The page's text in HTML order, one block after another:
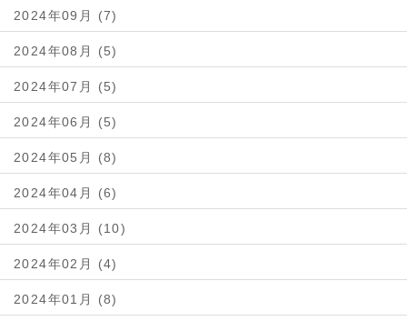
2024年09月 (7)
2024年08月 (5)
2024年07月 (5)
2024年06月 (5)
2024年05月 (8)
2024年04月 (6)
2024年03月 (10)
2024年02月 (4)
2024年01月 (8)